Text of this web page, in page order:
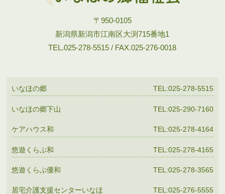
〒950-0105
新潟県新潟市江南区大渕715番地1
TEL.025-278-5515 / FAX.025-276-0018
いなほの郷 TEL:025-278-5515
いなほの郷下山 TEL:025-290-7160
ケアハウス和 TEL:025-278-4164
悠遊くらぶ和 TEL:025-278-4165
悠遊くらぶ優和 TEL:025-278-3565
居宅介護支援センターいなほ TEL:025-276-5555